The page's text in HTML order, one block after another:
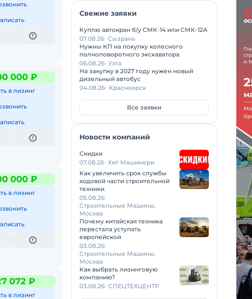
000 ₽
в лизинг
000 ₽
в лизинг
072 ₽
в лизинг
Свежие заявки
Куплю автокран б/у СМК-14 или СМК-12А
07.08.26 Сызрань
Нужны КП на покупку колесного
полноповоротного экскаватора
06.08.26 Ухта
На закупку в 2027 году нужен новый
дизельный автобус
04.08.26 Красноярск
Все заявки
Новости компаний
Скидки
07.08.26 Хит Машинери
Как увеличить срок службы
ходовой части строительной
техники
05.08.26
Строительные Машины,
Москва
Почему китайская техника
перестала уступать
европейской
03.08.26
Строительные Машины,
Москва
Как выбрать лизинговую
компанию?
03.08.26 СПЕЦТЕХЦЕНТР